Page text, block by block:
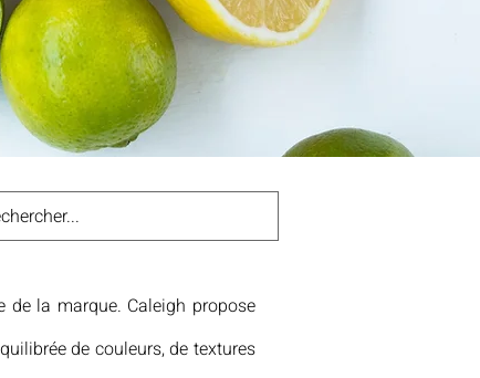
de la marque. Caleigh propose
de couleurs, de textures